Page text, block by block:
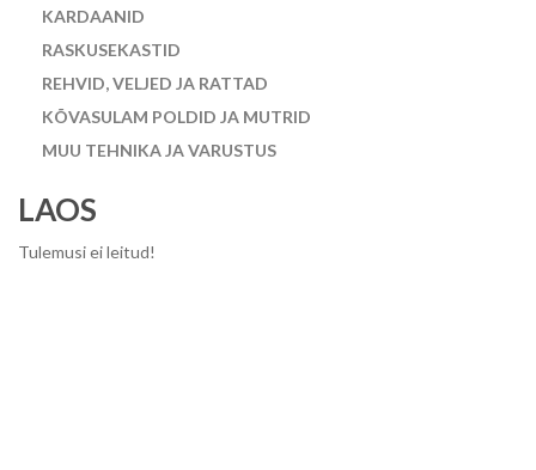
KARDAANID
RASKUSEKASTID
REHVID, VELJED JA RATTAD
KÕVASULAM POLDID JA MUTRID
MUU TEHNIKA JA VARUSTUS
LAOS
Tulemusi ei leitud!